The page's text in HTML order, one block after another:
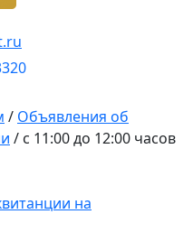
/ Объявления об
/ с 11:00 до 12:00 часов
на